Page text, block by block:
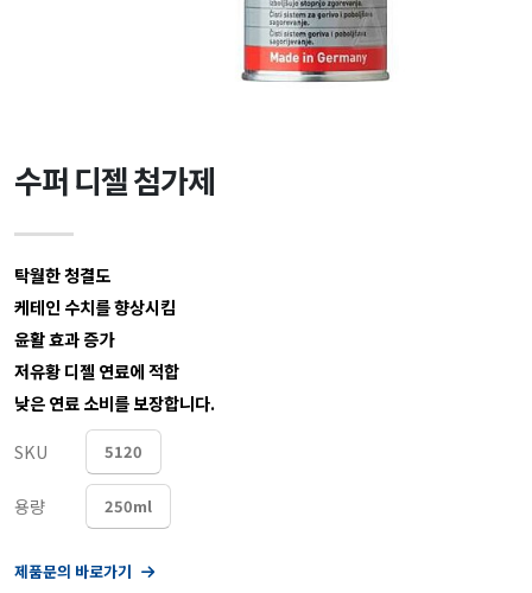
수퍼 디젤 첨가제
탁월한 청결도
케테인 수치를 향상시킴
윤활 효과 증가
저유황 디젤 연료에 적합
낮은 연료 소비를 보장합니다.
SKU
5120
용량 250ml
제품문의 바로가기